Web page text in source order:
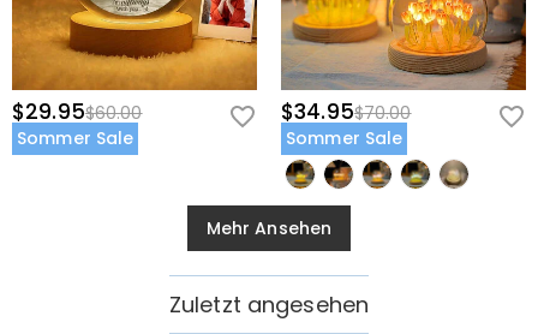
$29.95$60.00
Sommer Sale
$34.95$70.00
Sommer Sale
Mehr Ansehen
Zuletzt angesehen